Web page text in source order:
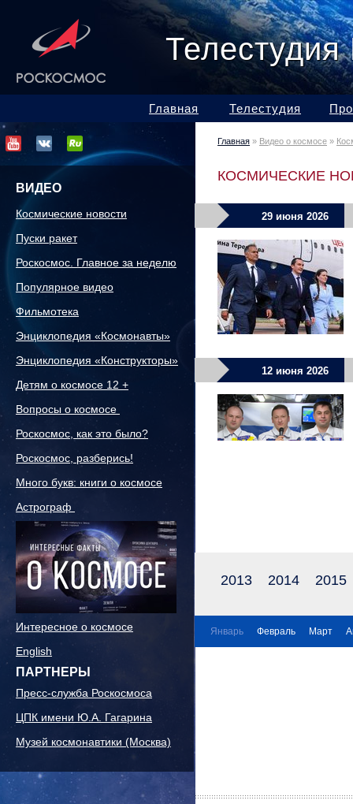
Главная Телестудия
ВИДЕО
Космические новости
Пуски ракет
Роскосмос. Главное за неделю
Популярное видео
Фильмотека
Энциклопедия «Космонавты»
Энциклопедия «Конструкторы»
Детям о космосе 12 +
Вопросы о космосе
Роскосмос, как это было?
Роскосмос, разберись!
Много букв: книги о космосе
Астрограф
Интересное о космосе
English
ПАРТНЕРЫ
Пресс-служба Роскосмоса
ЦПК имени Ю.А. Гагарина
Музей космонавтики (Москва)
Главная » Видео о космосе »
КОСМИЧЕСКИЕ
29 июня 2026
12 июня 2026
2013 2014 2015
Январь Февраль Март